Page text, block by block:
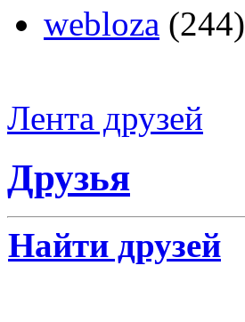
webloza (244)
Лента друзей
Друзья
Найти друзей